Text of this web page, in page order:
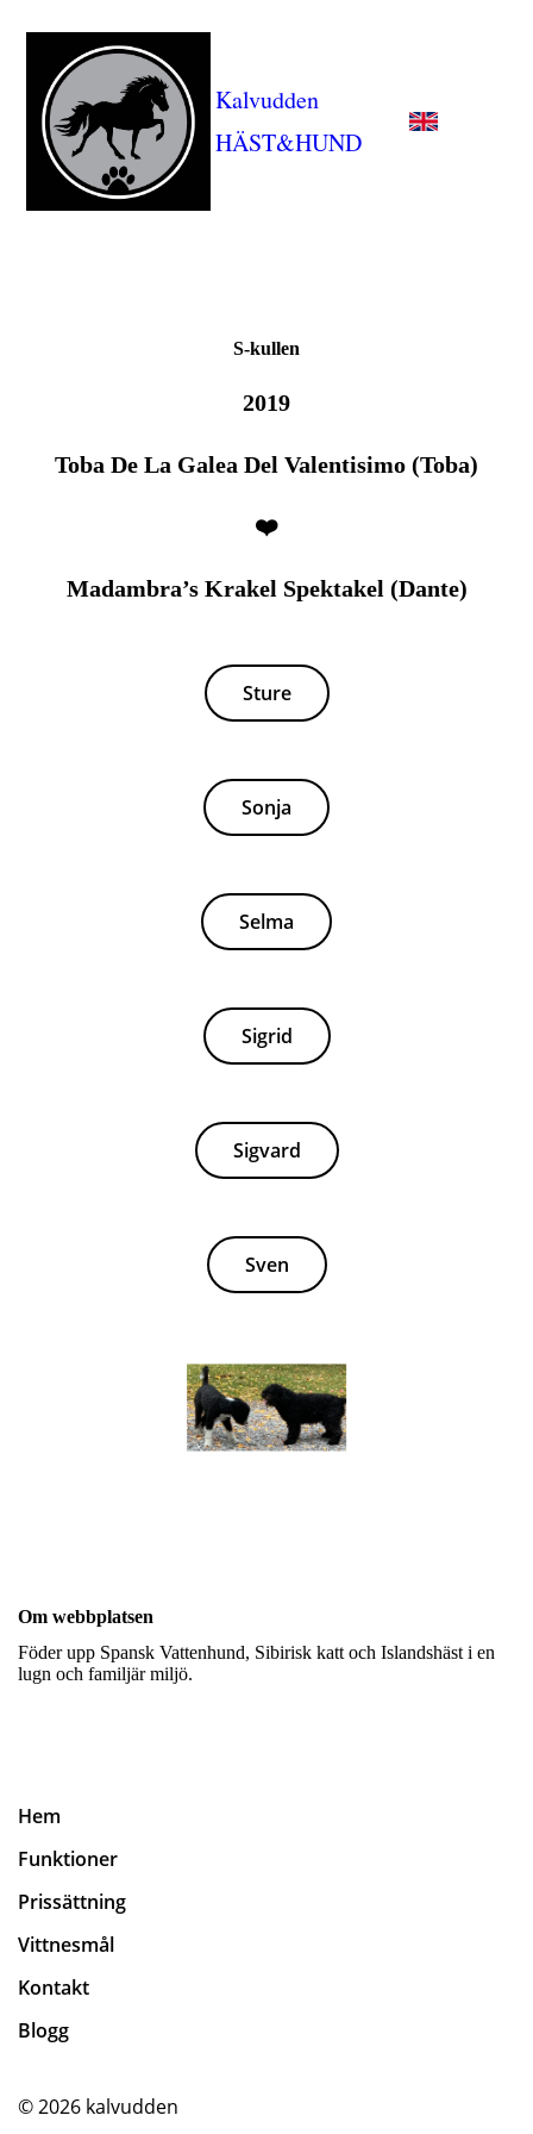
Kalvudden
HÄST&HUND
S-kullen
2019
Toba De La Galea Del Valentisimo (Toba)
❤️
Madambra’s Krakel Spektakel (Dante)
Sture
Sonja
Selma
Sigrid
Sigvard
Sven
Om webbplatsen
Föder upp Spansk Vattenhund, Sibirisk katt och Islandshäst i en
lugn och familjär miljö.
Hem
Funktioner
Prissättning
Vittnesmål
Kontakt
Blogg
© 2026 kalvudden